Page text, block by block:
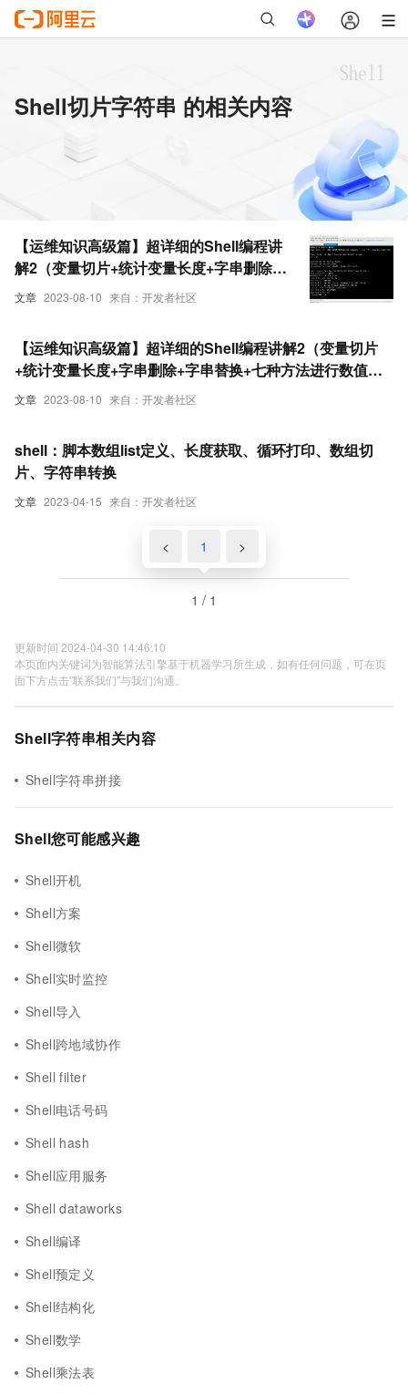
Shell切片字符串 的相关内容
文章 2023-08-10 来自：开发者社区
【运维知识高级篇】超详细的Shell编程讲
解2（变量切片+统计变量长度+字串删除
+字串替换+七种方法进行数值运算+整数比
文章 2023-08-10 来自：开发者社区
【运维知识高级篇】超详细的Shell编程讲解2（变量切片
+统计变量长度+字串删除+字串替换+七种方法进行数值运
算+整数比较+多整数比较+文件判断+字符串比对+正则比对
文章 2023-04-15 来自：开发者社区
shell：脚本数组list定义、长度获取、循环打印、数组切
片、字符串转换
< 1 >
1 / 1
更新时间 2024-04-30 14:46:10
本页面内关键词为智能算法引擎基于机器学习所生成，如有任何问题，可在页
面下方点击"联系我们"与我们沟通。
Shell字符串相关内容
Shell字符串拼接
Shell您可能感兴趣
Shell开机
Shell方案
Shell微软
Shell实时监控
Shell导入
Shell跨地域协作
Shell filter
Shell电话号码
Shell hash
Shell应用服务
Shell dataworks
Shell编译
Shell预定义
Shell结构化
Shell数学
Shell乘法表